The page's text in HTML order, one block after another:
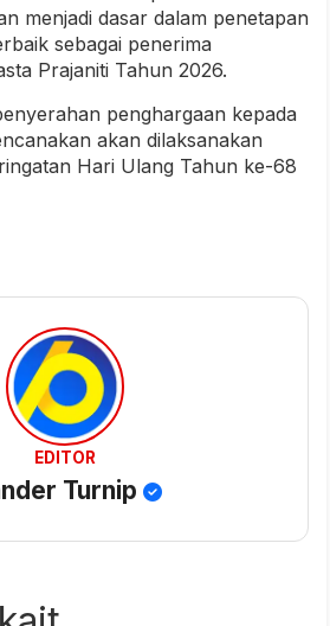
menjadi dasar dalam penetapan
sebagai penerima
Prajaniti Tahun 2026.
penghargaan kepada
akan dilaksanakan
Hari Ulang Tahun ke-68
EDITOR
Turnip